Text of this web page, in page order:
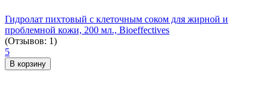
Гидролат пихтовый с клеточным соком для жирной и
проблемной кожи, 200 мл., Bioeffectives
(Отзывов: 1)
5
В корзину